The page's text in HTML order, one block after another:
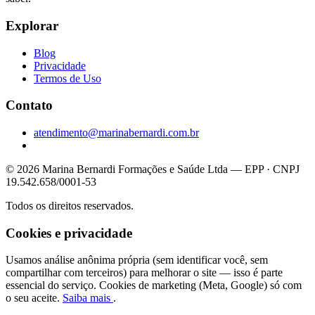
Explorar
Blog
Privacidade
Termos de Uso
Contato
atendimento@marinabernardi.com.br
© 2026 Marina Bernardi Formações e Saúde Ltda — EPP · CNPJ
19.542.658/0001-53
Todos os direitos reservados.
Cookies e privacidade
Usamos análise anônima própria (sem identificar você, sem
compartilhar com terceiros) para melhorar o site — isso é parte
essencial do serviço. Cookies de marketing (Meta, Google) só com
o seu aceite. Saiba mais .